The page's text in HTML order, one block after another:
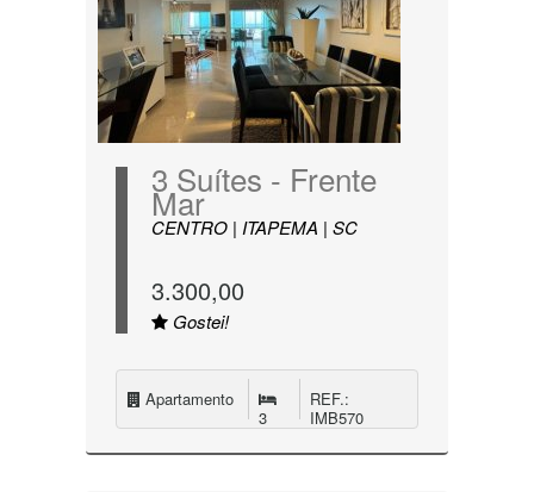
3 Suítes - Frente
Mar
CENTRO | ITAPEMA | SC
3.300,00
Gostei!
Apartamento
3
REF.:
IMB570